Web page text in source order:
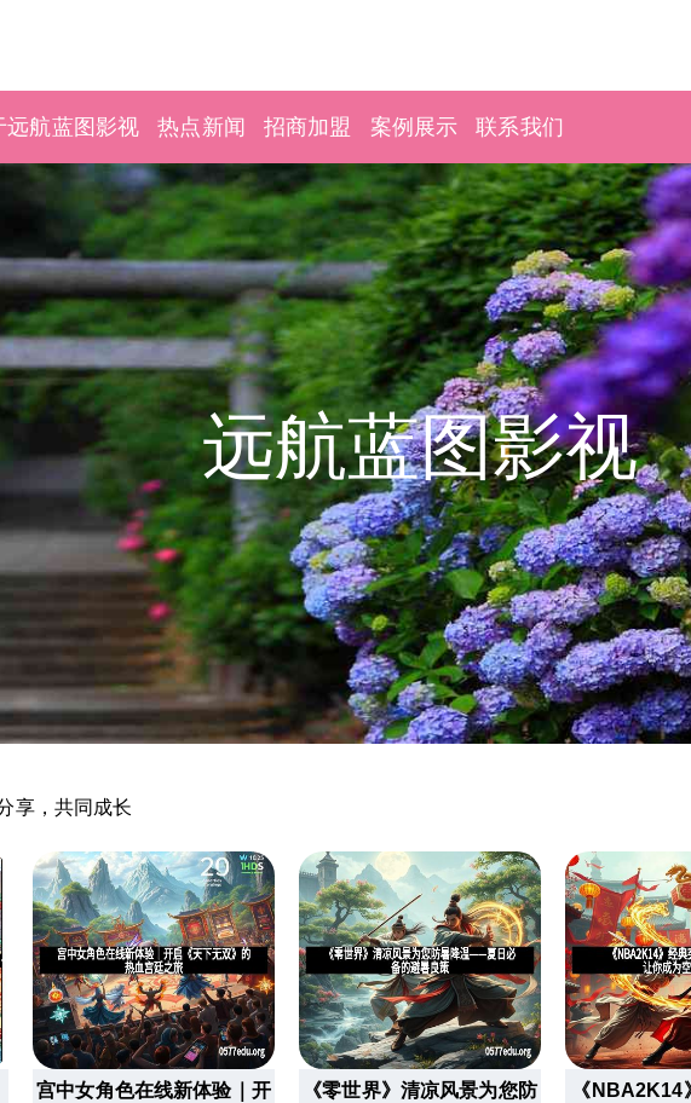
远航蓝图影视 热点新闻 招商加盟 案例展示 联系我们
远航蓝图影视
享，共同成长
宫中女角色在线新体验｜开
《零世界》清凉风景为您防
《NBA2K14